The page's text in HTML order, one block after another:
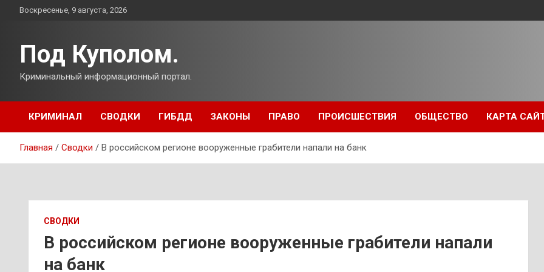
ПерейтиВоскресенье, 9 августа, 2026
Под Куполом.
Криминальный информационный портал.
КРИМИНАЛ СВОДКИ ГИБДД ЗАКОНЫ ПРАВО ПРОИСШЕСТВИЯ ОБЩЕСТВО КАРТА
Главная Сводки В российском регионе вооруженные грабители напали на банк
СВОДКИ
В российском регионе вооруженные грабители напали
на банк